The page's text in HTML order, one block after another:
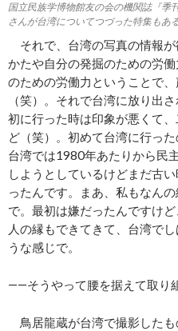
国立民族学博物館友の会の機関誌『季
さんが台湾についてつづった特集もあ
それで、台湾の写真の情報が
かたや自分の発掘のための労
のための労働力ということで
（笑）。それで台湾に放り出
初に行った時は印象が悪くて
ど（笑）。初めて台湾に行っ
台湾では1980年あたりから民
しようとしているけどまだ古
ったんです。まあ、私もなん
で。最初は嫌だったんですけ
人の縁もできてきて、台湾で
うな感じで。
――そうやって腰を据えて取り
鳥居龍蔵が台湾で撮影した